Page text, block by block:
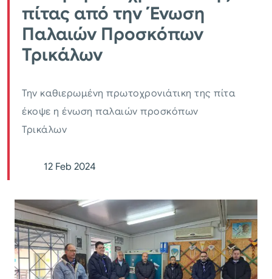
πίτας από την Ένωση
Παλαιών Προσκόπων
Τρικάλων
Την καθιερωμένη πρωτοχρονιάτικη της πίτα
έκοψε η ένωση παλαιών προσκόπων
Τρικάλων
12 Feb 2024